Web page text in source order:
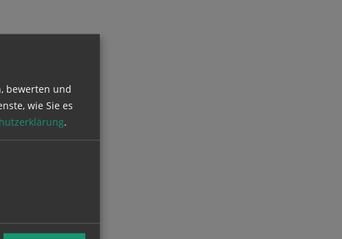
bewerten und
wie Sie es
.